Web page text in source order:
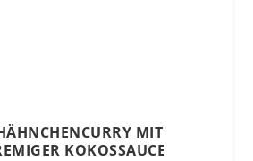
MIT
KOKOSSAUCE